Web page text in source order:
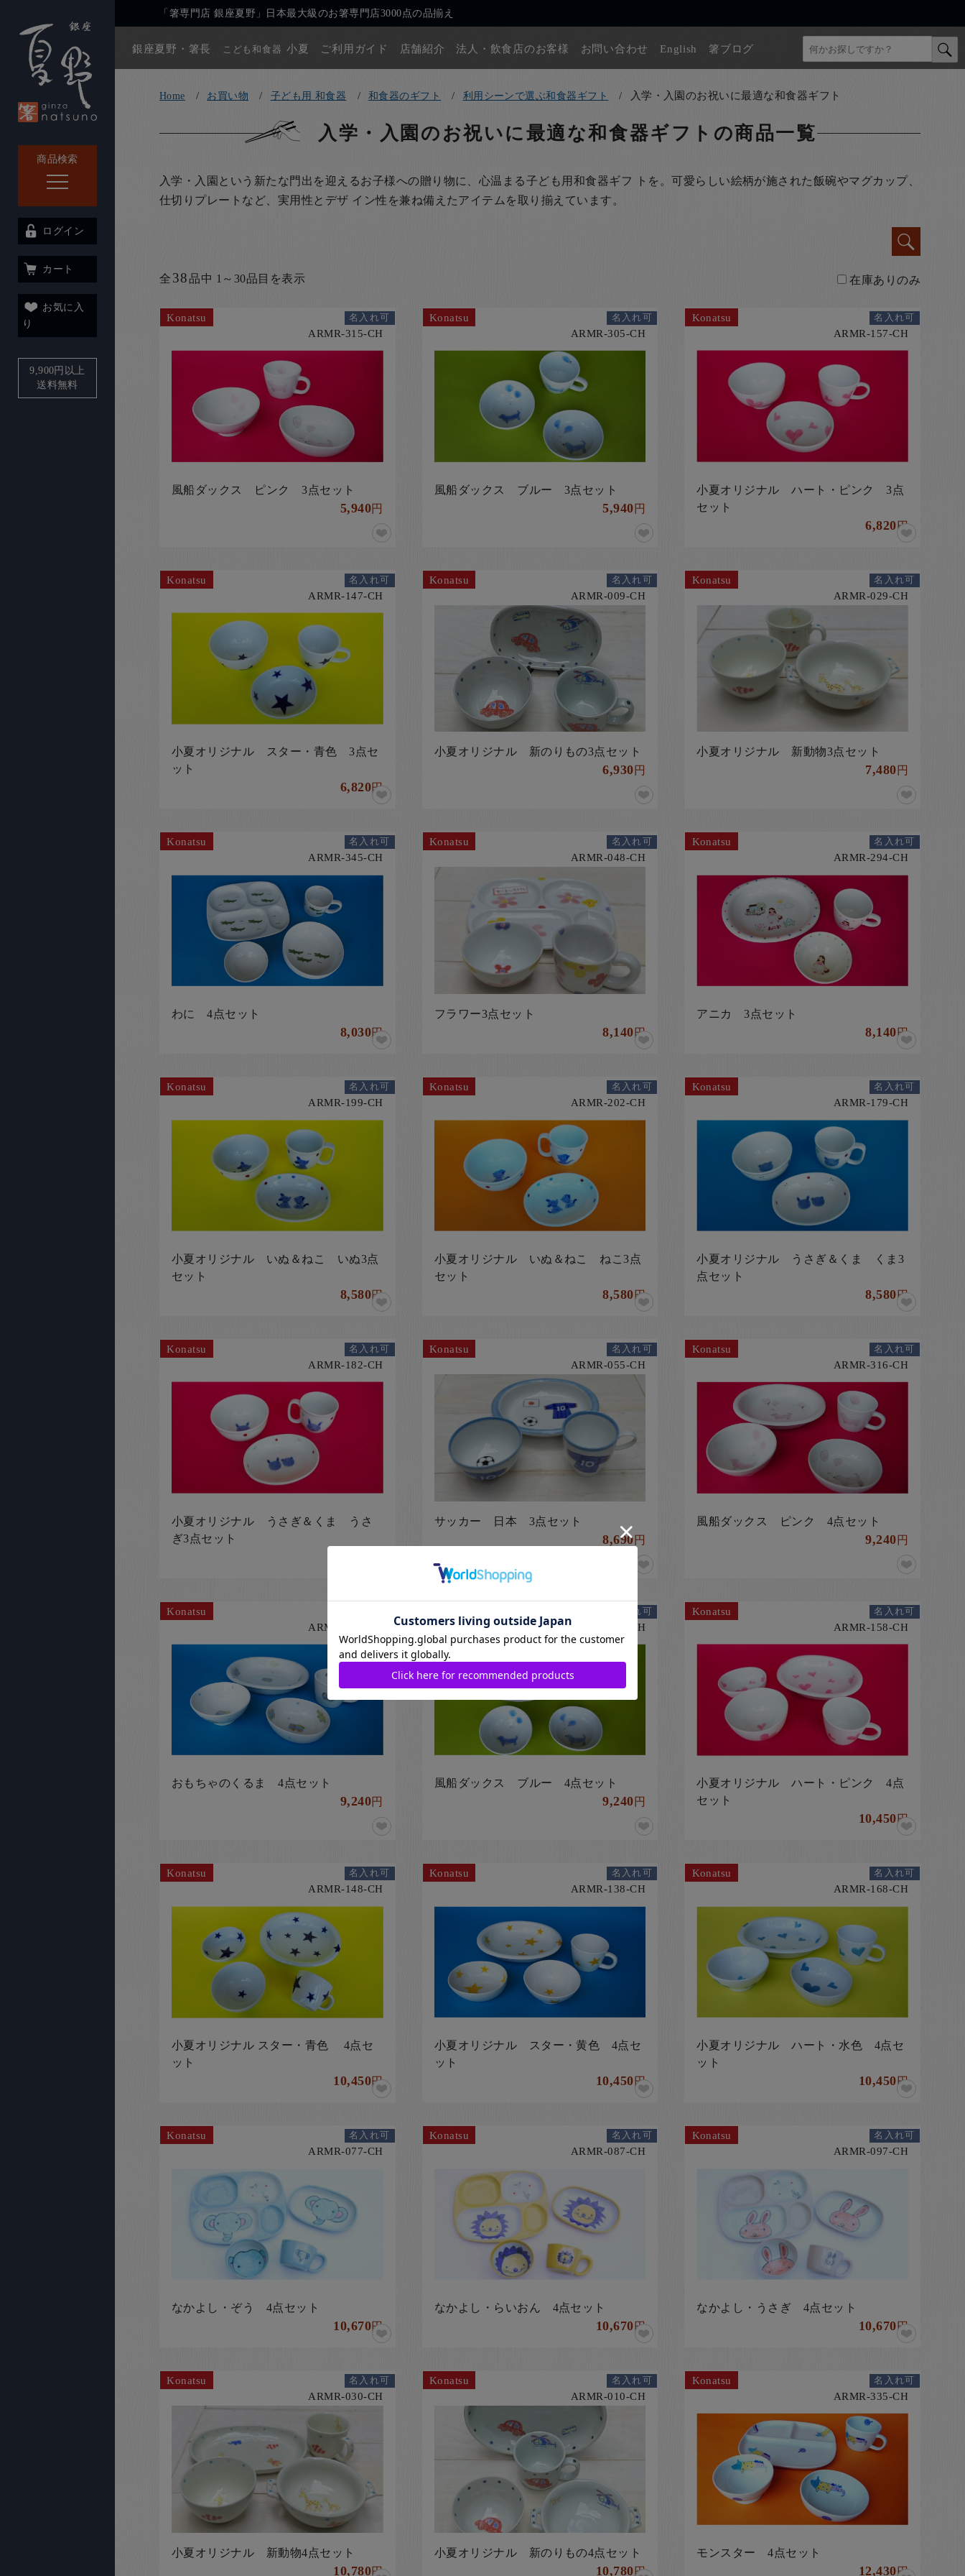
商品検索
「箸専門店 銀座夏野」日本最大級のお箸専門店3000点の品揃え
銀座夏野・箸長 こども和食器 小夏 ご利用ガイド 店舗紹介 法人・飲食店のお客様 お問い合わせ English 箸ブログ
ログイン
カート
お気に入
り
9,900円以上
送料無料
Home お買い物 子ども用 和食器 和食器のギフト 利用シーンで選ぶ和食器ギフト 入学・入園のお祝いに最適な和食器ギフト
入学・入園のお祝いに最適な和食器ギフト の商品一覧
入学・入園という新たな門出を迎えるお子様への贈り物に、心温まる子ども用和食器ギフ トを。可愛らしい絵柄が施された飯碗やマグカップ、
仕切りプレートなど、実用性とデザ イン性を兼ね備えたアイテムを取り揃えています。
全 38 品中 1～30品目を表示 在庫ありのみ
Konatsu
ARMR-315-CH
名入れ可
風船ダックス ピンク 3点セット
5,940円
Konatsu
ARMR-305-CH
名入れ可
風船ダックス ブルー 3点セット
5,940 円
Konatsu
ARMR-157-CH
名入れ可
小夏オリジナル ハート・ピンク 3点
セット
6,820円
Konatsu
ARMR-147-CH
名入れ可
小夏オリジナル スター・青色 3点セ
ット
6,820円
Konatsu
ARMR-009-CH
名入れ可
小夏オリジナル 新のりもの3点セット
6,930 円
Konatsu
ARMR-029-CH
名入れ可
小夏オリジナル 新動物3点セット
7,480 円
Konatsu
ARMR-345-CH
名入れ可
わに 4点セット
8,030円
Konatsu
ARMR-048-CH
名入れ可
フラワー3点セット
8,140 円
Konatsu
ARMR-294-CH
名入れ可
アニカ 3点セット
8,140円
Konatsu
ARMR-199-CH
名入れ可
小夏オリジナル いぬ＆ねこ いぬ3点
セット
8,580円
Konatsu
ARMR-202-CH
名入れ可
小夏オリジナル いぬ＆ねこ ねこ3点
セット
8,580円
Konatsu
ARMR-179-CH
名入れ可
小夏オリジナル うさぎ＆くま くま3
点セット
8,580円
Konatsu
ARMR-182-CH
名入れ可
小夏オリジナル うさぎ＆くま うさ
ぎ3点セット
Konatsu
ARMR-055-CH
名入れ可
サッカー 日本 3点セット
8,690 円
Konatsu
ARMR-316-CH
名入れ可
風船ダックス ピンク 4点セット
9,240 円
Konatsu
ARMR-325-CH
おもちゃのくるま 4点セット
9,240円
ARMR-306-CH
名入れ可
風船ダックス ブルー 4点セット
9,240 円
Konatsu
ARMR-158-CH
名入れ可
小夏オリジナル ハート・ピンク 4点
セット
10,450円
Konatsu
ARMR-148-CH
名入れ可
小夏オリジナル スター・青色 4点セ
ット
10,450円
Konatsu
ARMR-138-CH
名入れ可
小夏オリジナル スター・黄色 4点セ
ット
10,450 円
Konatsu
ARMR-168-CH
名入れ可
小夏オリジナル ハート・水色 4点セ
ット
10,450円
Konatsu
ARMR-077-CH
名入れ可
なかよし・ぞう 4点セット
10,670円
Konatsu
ARMR-087-CH
名入れ可
なかよし・らいおん 4点セット
10,670円
Konatsu
ARMR-097-CH
名入れ可
なかよし・うさぎ 4点セット
10,670円
Konatsu
ARMR-030-CH
名入れ可
小夏オリジナル 新動物4点セット
10,780円
Konatsu
ARMR-010-CH
名入れ可
小夏オリジナル 新のりもの4点セット
10,780円
Konatsu
ARMR-335-CH
名入れ可
モンスター 4点セット
12,430円